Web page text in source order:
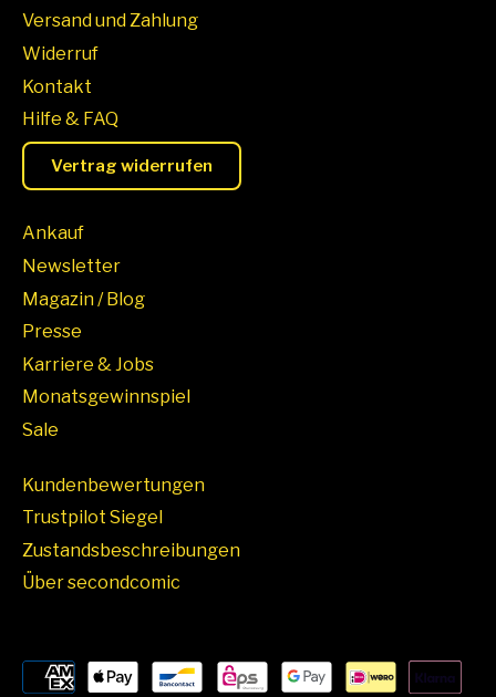
Versand und Zahlung
Widerruf
Kontakt
Hilfe & FAQ
Vertrag widerrufen
Ankauf
Newsletter
Magazin / Blog
Presse
Karriere & Jobs
Monatsgewinnspiel
Sale
Kundenbewertungen
Trustpilot Siegel
Zustandsbeschreibungen
Über secondcomic